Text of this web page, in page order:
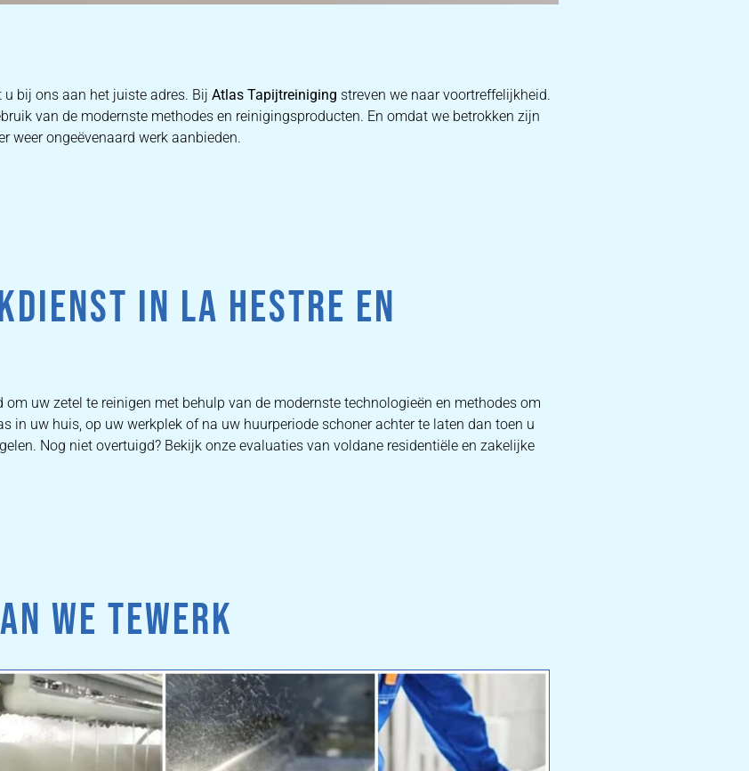
bij ons aan het juiste adres. Bij Atlas Tapijtreiniging streven we naar voortreffelijkheid.
van de modernste methodes en reinigingsproducten. En omdat we betrokken zijn
weer ongeëvenaard werk aanbieden.
IN LA HESTRE EN
uw zetel te reinigen met behulp van de modernste technologieën en methodes om
in uw huis, op uw werkplek of na uw huurperiode schoner achter te laten dan toen u
Nog niet overtuigd? Bekijk onze evaluaties van voldane residentiële en zakelijke
WE TEWERK